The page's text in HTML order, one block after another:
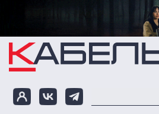
Перейти к основному содержанию